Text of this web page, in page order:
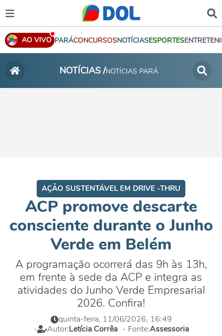
AO VIVO PARÁCONCURSOSNOTÍCIASESPORTES
NOTÍCIAS /NOTÍCIAS PARÁ
AÇÃO SUSTENTÁVEL EM DRIVE -THRU
ACP promove descarte
consciente durante o Junho
Verde em Belém
A programação ocorrerá das 9h às 13h,
em frente à sede da ACP e integra as
atividades do Junho Verde Empresarial
2026. Confira!
quinta-feira, 11/06/2026, 16:49
-
Autor:Letícia Corrêa - Fonte:Assessoria